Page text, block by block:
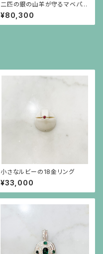
二匹の銀の山羊が守るマベパー
ルのシルバーネックレス
¥80,300
小さなルビーの18金リング
¥33,000